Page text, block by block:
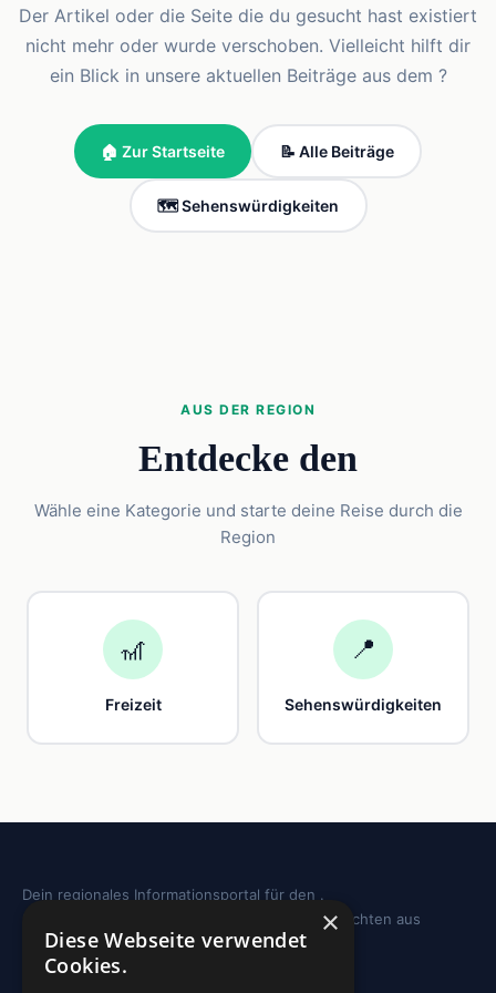
Der Artikel oder die Seite die du gesucht hast existiert
nicht mehr oder wurde verschoben. Vielleicht hilft dir
ein Blick in unsere aktuellen Beiträge aus dem ?
🏠 Zur Startseite 📝 Alle Beiträge
🗺️ Sehenswürdigkeiten
AUS DER REGION
Entdecke den
Wähle eine Kategorie und starte deine Reise durch die
Region
🎢
Freizeit
📍
Sehenswürdigkeiten
Dein regionales Informationsportal für den .
Sehenswürdigkeiten, Ausflugstipps und Geschichten aus
deiner Region.
×
Diese Webseite verwendet
Cookies.